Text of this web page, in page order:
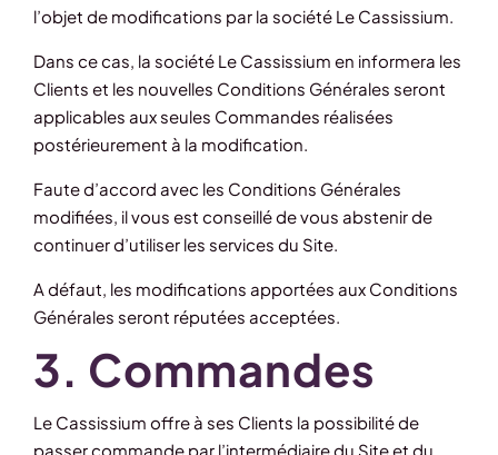
l’objet de modifications par la société Le Cassissium.
Dans ce cas, la société Le Cassissium en informera les
Clients et les nouvelles Conditions Générales seront
applicables aux seules Commandes réalisées
postérieurement à la modification.
Faute d’accord avec les Conditions Générales
modifiées, il vous est conseillé de vous abstenir de
continuer d’utiliser les services du Site.
A défaut, les modifications apportées aux Conditions
Générales seront réputées acceptées.
3. Commandes
Le Cassissium offre à ses Clients la possibilité de
passer commande par l’intermédiaire du Site et du